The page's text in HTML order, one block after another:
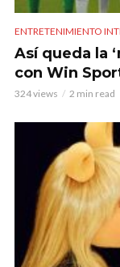
ENTRETENIMIENTO
Así queda la
con Win
324 views 2 min read